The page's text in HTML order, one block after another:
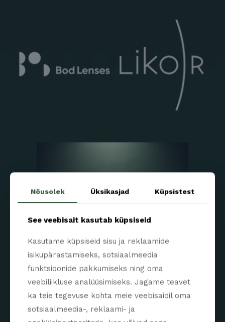
MITMEVAATELISED LÄÄTSED
Nõusolek Üksikasjad Küpsistest
See veebisait kasutab küpsiseid
Kasutame küpsiseid sisu ja reklaamide
isikupärastamiseks, sotsiaalmeedia
funktsioonide pakkumiseks ning oma
veebiliikluse analüüsimiseks. Jagame teavet
ka teie tegevuse kohta meie veebisaidil oma
sotsiaalmeedia-, reklaami- ja